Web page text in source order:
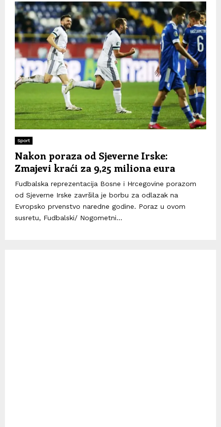
Sport
Nakon poraza od Sjeverne Irske:
Zmajevi kraći za 9,25 miliona eura
Fudbalska reprezentacija Bosne i Hrcegovine porazom
od Sjeverne Irske završila je borbu za odlazak na
Evropsko prvenstvo naredne godine. Poraz u ovom
susretu, Fudbalski/ Nogometni...